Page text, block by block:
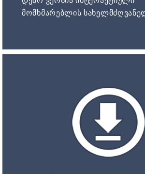
მომხმარებლის